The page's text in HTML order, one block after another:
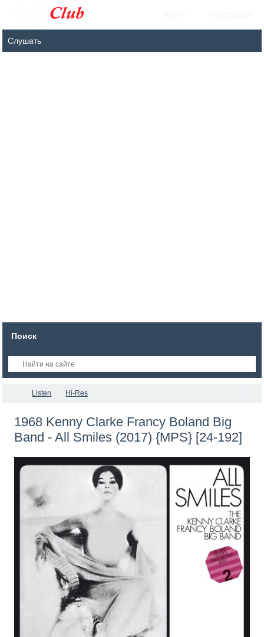
Поиск
Listen Hi-Res
1968 Kenny Clarke Francy Boland Big
Band - All Smiles (2017) {MPS} [24-192]